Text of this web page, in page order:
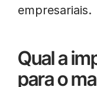
empresariais.
Qual a
para o